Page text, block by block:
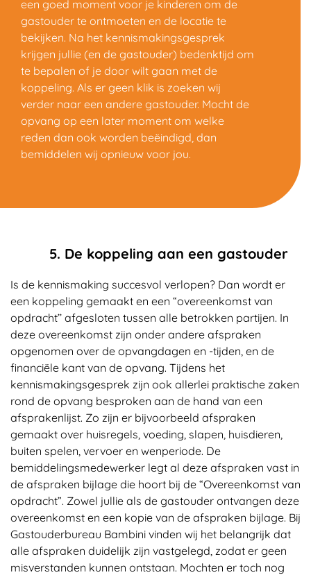
een goed moment voor je kinderen om de
gastouder te ontmoeten en de locatie te
bekijken. Na het kennismakingsgesprek
krijgen jullie (en de gastouder) bedenktijd om
te bepalen of je door wilt gaan met de
koppeling. Als er geen klik is zoeken wij
verder naar een andere gastouder. Mocht de
opvang op een later moment om welke
reden dan ook worden beëindigd, dan
bemiddelen wij opnieuw voor jou.
5. De koppeling aan een gastouder
Is de kennismaking succesvol verlopen? Dan wordt er
een koppeling gemaakt en een “overeenkomst van
opdracht’’ afgesloten tussen alle betrokken partijen. In
deze overeenkomst zijn onder andere afspraken
opgenomen over de opvangdagen en -tijden, en de
financiële kant van de opvang. Tijdens het
kennismakingsgesprek zijn ook allerlei praktische zaken
rond de opvang besproken aan de hand van een
afsprakenlijst. Zo zijn er bijvoorbeeld afspraken
gemaakt over huisregels, voeding, slapen, huisdieren,
buiten spelen, vervoer en wenperiode. De
bemiddelingsmedewerker legt al deze afspraken vast in
de afspraken bijlage die hoort bij de “Overeenkomst van
opdracht”. Zowel jullie als de gastouder ontvangen deze
overeenkomst en een kopie van de afspraken bijlage. Bij
Gastouderbureau Bambini vinden wij het belangrijk dat
alle afspraken duidelijk zijn vastgelegd, zodat er geen
misverstanden kunnen ontstaan. Mochten er toch nog